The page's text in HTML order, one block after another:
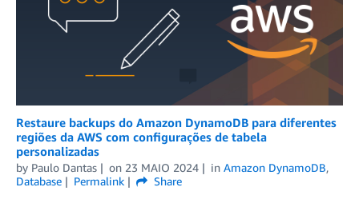
Restaure backups do Amazon DynamoDB para diferentes
regiões da AWS com configurações de tabela
personalizadas
by Paulo Dantas on 23 MAIO 2024 in Amazon DynamoDB,
Database
Permalink
Share